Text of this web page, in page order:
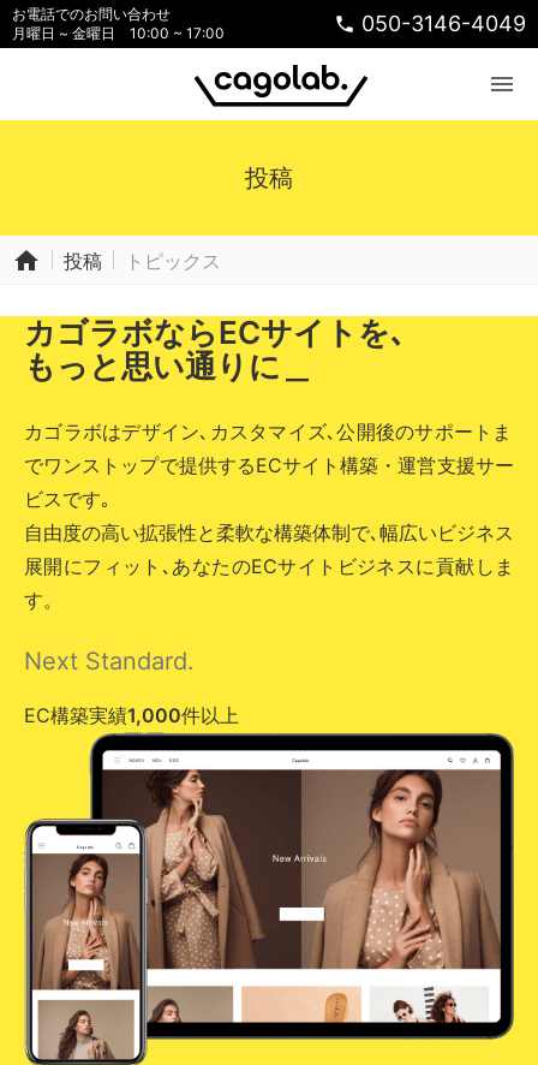
お電話でのお問い合わせ
月曜日 ~ 金曜日 10:00 ~ 17:00
phone 050-3146-4049
menu
投稿
home 投稿 トピックス
カゴラボならECサイトを､
もっと思い通りに＿
カゴラボはデザイン､カスタマイズ､公開後のサポートま
でワンストップで提供するECサイト構築・運営支援サー
ビスです｡
自由度の高い拡張性と柔軟な構築体制で､幅広いビジネス
展開にフィット､あなたのECサイトビジネスに貢献しま
す。
Next Standard.
EC構築実績1,000件以上